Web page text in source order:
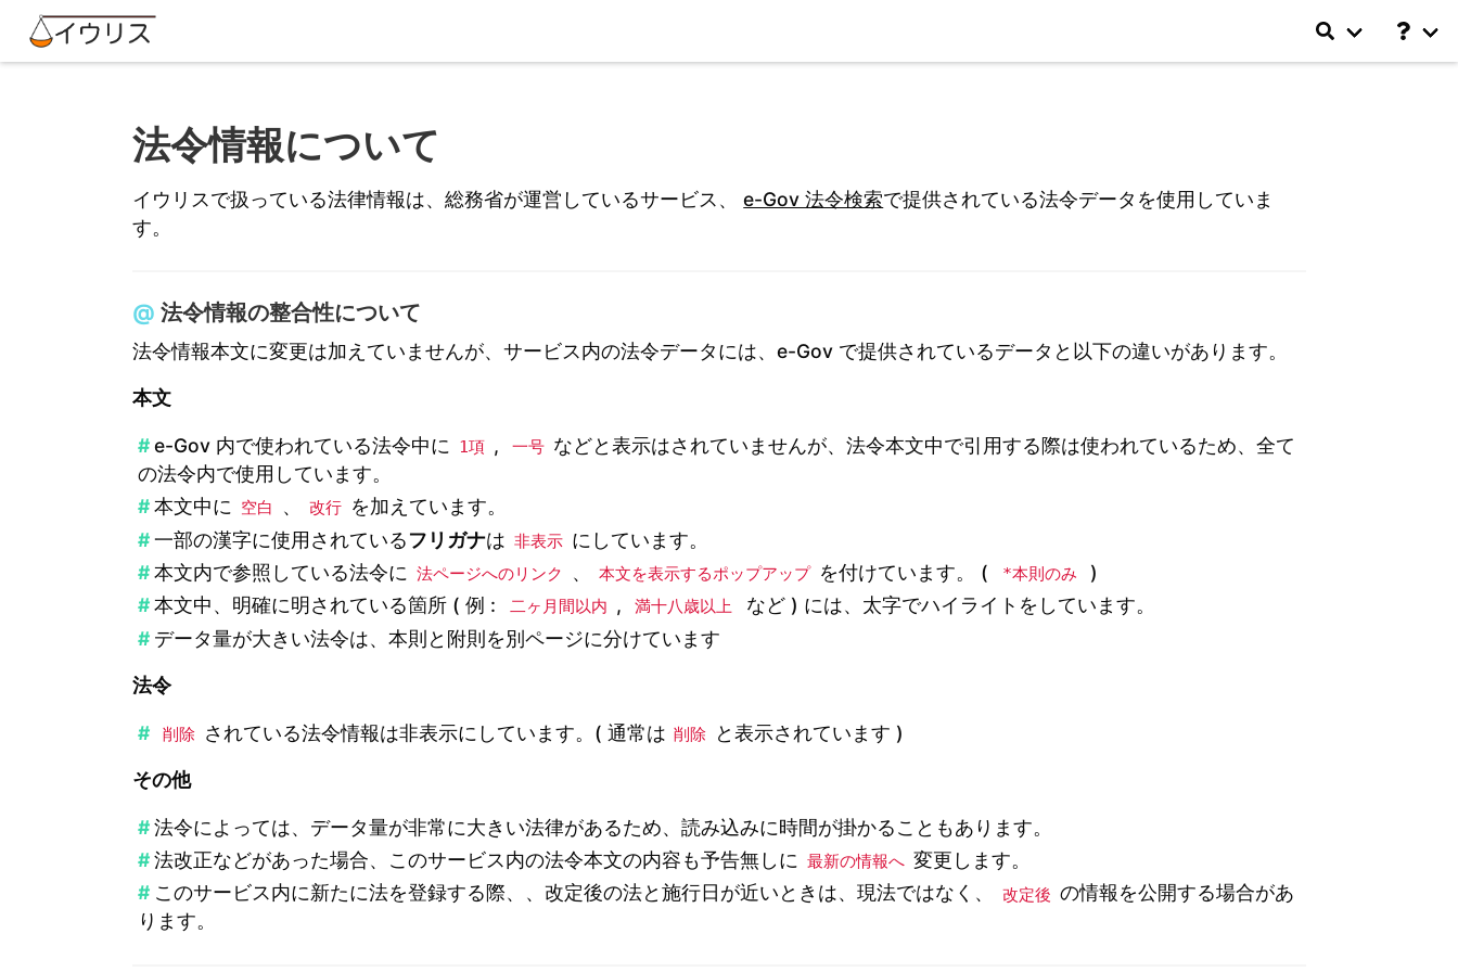
法令情報について
イウリスで扱っている法律情報は、総務省が運営しているサービス、e-Gov 法令検索で提供されている法令データを使用していま
す。
法令情報の整合性について
法令情報本文に変更は加えていませんが、サービス内の法令データには、e-Gov で提供されているデータと以下の違いがあります。
本文
e-Gov 内で使われている法令中に 1項 , 一号 などと表示はされていませんが、法令本文中で引用する際は使われているため、全て
の法令内で使用しています。
本文中に
空白 、 改行 を加えています。
一部の漢字に使用されているフリガナは 非表示 にしています。
本文内で参照している法令に 法ページへのリンク 、 本文を表示するポップアップ を付けています。 ( *本則のみ
)
本文中、明確に明されている箇所 ( 例 :
二ヶ月間以内 , 満十八歳以上
など ) には、太字でハイライトをしています。
データ量が大きい法令は、本則と附則を別ページに分けています
法令
削除 されている法令情報は非表示にしています。( 通常は 削除 と表示されています )
その他
法令によっては、データ量が非常に大きい法律があるため、読み込みに時間が掛かることもあります。
法改正などがあった場合、このサービス内の法令本文の内容も予告無しに 最新の情報へ 変更します。
このサービス内に新たに法を登録する際、、改定後の法と施行日が近いときは、現法ではなく、
改定後 の情報を公開する場合があ
ります。